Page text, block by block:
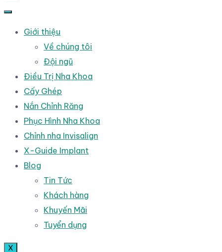
Giới thiệu
Về chúng tôi
Đội ngũ
Điều Trị Nha Khoa
Cấy Ghép
Nắn Chỉnh Răng
Phục Hình Nha Khoa
Chỉnh nha Invisalign
X-Guide Implant
Blog
Tin Tức
Khách hàng
Khuyến Mãi
Tuyển dụng
X